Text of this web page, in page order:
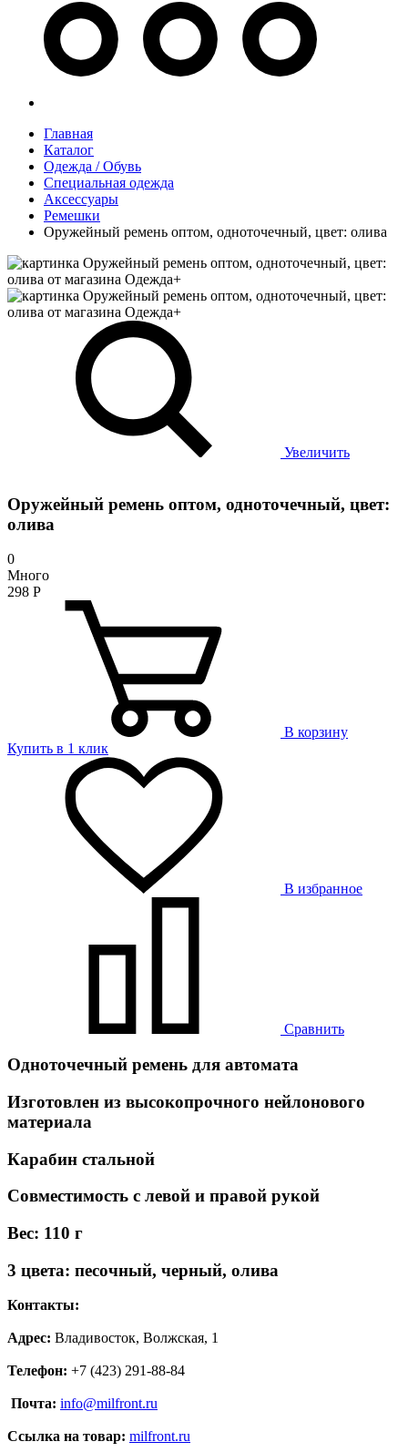
Главная
Каталог
Одежда / Обувь
Специальная одежда
Аксессуары
Ремешки
Оружейный ремень оптом, одноточечный, цвет: олива
Увеличить
Оружейный ремень оптом, одноточечный, цвет:
олива
0
Много
298 Р
В корзину
Купить в 1 клик
В избранное
Сравнить
Одноточечный ремень для автомата
Изготовлен из высокопрочного нейлонового
материала
Карабин стальной
Совместимость с левой и правой рукой
Вес: 110 г
3 цвета: песочный, черный, олива
Контакты:
Адрес: Владивосток, Волжская, 1
Телефон: +7 (423) 291-88-84
Почта: info@milfront.ru
Ссылка на товар: milfront.ru